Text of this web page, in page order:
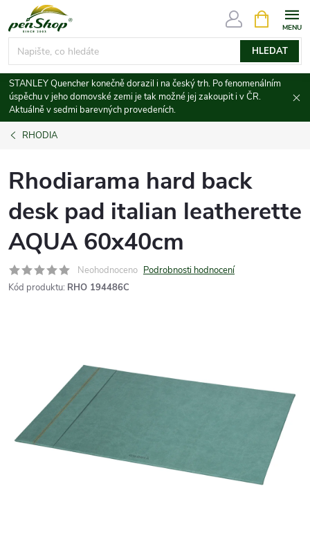
na
obsah
HLEDAT
NÁKUPNÍ
KOŠÍK
STANLEY Quencher konečně dorazil i na český trh. Po fenomenálním
úspěchu v jeho domovské zemi je tak možné jej zakoupit i v ČR.
Aktuálně v sedmi barevných provedeních.
RHODIA
Rhodiarama hard back
desk pad italian leatherette
AQUA 60x40cm
Neohodnoceno Podrobnosti hodnocení
Kód produktu: RHO 194486C